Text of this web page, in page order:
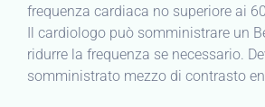
frequenza cardiaca no superiore ai
Il cardiologo può somministrare un
ridurre la frequenza se necessario.
somministrato mezzo di contrasto